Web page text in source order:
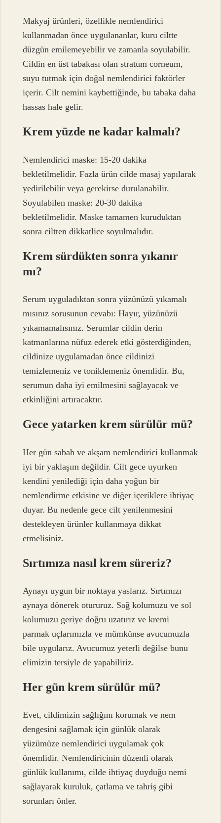
Makyaj ürünleri, özellikle nemlendirici
kullanmadan önce uygulananlar, kuru ciltte
düzgün emilemeyebilir ve zamanla soyulabilir.
Cildin en üst tabakası olan stratum corneum,
suyu tutmak için doğal nemlendirici faktörler
içerir. Cilt nemini kaybettiğinde, bu tabaka daha
hassas hale gelir.
Krem yüzde ne kadar kalmalı?
Nemlendirici maske: 15-20 dakika
bekletilmelidir. Fazla ürün cilde masaj yapılarak
yedirilebilir veya gerekirse durulanabilir.
Soyulabilen maske: 20-30 dakika
bekletilmelidir. Maske tamamen kuruduktan
sonra ciltten dikkatlice soyulmalıdır.
Krem sürdükten sonra yıkanır
mı?
Serum uyguladıktan sonra yüzünüzü yıkamalı
mısınız sorusunun cevabı: Hayır, yüzünüzü
yıkamamalısınız. Serumlar cildin derin
katmanlarına nüfuz ederek etki gösterdiğinden,
cildinize uygulamadan önce cildinizi
temizlemeniz ve toniklemeniz önemlidir. Bu,
serumun daha iyi emilmesini sağlayacak ve
etkinliğini artıracaktır.
Gece yatarken krem sürülür mü?
Her gün sabah ve akşam nemlendirici kullanmak
iyi bir yaklaşım değildir. Cilt gece uyurken
kendini yenilediği için daha yoğun bir
nemlendirme etkisine ve diğer içeriklere ihtiyaç
duyar. Bu nedenle gece cilt yenilenmesini
destekleyen ürünler kullanmaya dikkat
etmelisiniz.
Sırtımıza nasıl krem süreriz?
Aynayı uygun bir noktaya yaslarız. Sırtımızı
aynaya dönerek otururuz. Sağ kolumuzu ve sol
kolumuzu geriye doğru uzatırız ve kremi
parmak uçlarımızla ve mümkünse avucumuzla
bile uygularız. Avucumuz yeterli değilse bunu
elimizin tersiyle de yapabiliriz.
Her gün krem sürülür mü?
Evet, cildimizin sağlığını korumak ve nem
dengesini sağlamak için günlük olarak
yüzümüze nemlendirici uygulamak çok
önemlidir. Nemlendiricinin düzenli olarak
günlük kullanımı, cilde ihtiyaç duyduğu nemi
sağlayarak kuruluk, çatlama ve tahriş gibi
sorunları önler.